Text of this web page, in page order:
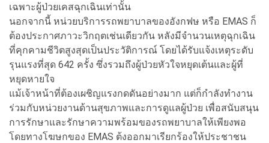
เฉพาะผู้ป่วยเคสฉุกเฉินเท่านั้น
นอกจากนี้ หน่วยบริการรถพยาบาลของอังกฟษ หรือ EMAS ก็
ต้องประกาศภาวะวิกฤตเช่นเดียวกัน หลังมีจำนวนเหตุฉุกเฉิน
ที่คุกคามชีวิตสูงสุดเป็นประวัติการณ์ โดยได้รับแจ้งเหตุระดับ
รุนแรงที่สุด 642 ครั้ง ซึ่งรวมถึงผู้ป่วยหัวใจหยุดเต้นและผู้ที่
หยุดหายใจ
แม้เจ้าหน้าที่ต้องเผชิญแรงกดดันอย่างมาก แต่ก็กำลังทำงาน
ร่วมกับหน่วยงานด้านสุขภาพและการดูแลผู้ป่วย เพื่อสนับสนุน
การรักษาและรักษาความพร้อมของรถพยาบาลให้เพียงพอ
โดยทางโฆษกของ EMAS ต้งออกมาเรียกร้องให้ประชาชน